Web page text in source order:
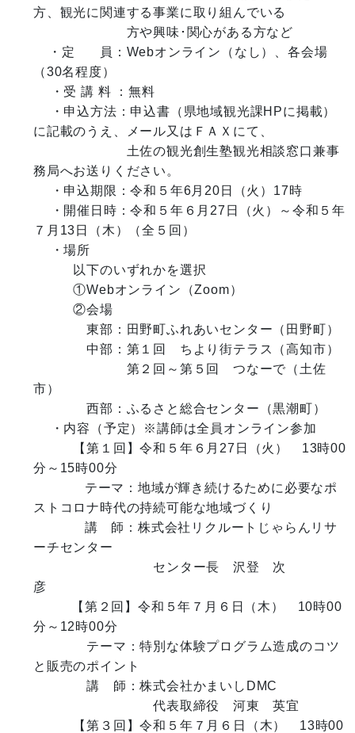
方、観光に関連する事業に取り組んでいる
方や興味･関心がある方など
（30名程度）
・受 講 料 ：無料
に記載のうえ、メール又はＦＡＸにて、
土佐の観光創生塾観光相談窓口兼事
務局へお送りください。
７月13日（木）（全５回）
・場所
以下のいずれかを選択
①Webオンライン（Zoom）
②会場
東部：田野町ふれあいセンター（田野町）
中部：第１回　ちより街テラス（高知市）
第２回～第５回　つなーで（土佐
市）
西部：ふるさと総合センター（黒潮町）
・内容（予定）※講師は全員オンライン参加
【第１回】令和５年６月27日（火）　13時00
分～15時00分
テーマ：地域が輝き続けるために必要なポ
ストコロナ時代の持続可能な地域づくり
講　師：株式会社リクルートじゃらんリサ
ーチセンター
センター長　沢登　次
彦
分～12時00分
テーマ：特別な体験プログラム造成のコツ
と販売のポイント
講　師：株式会社かまいしDMC
代表取締役　河東　英宜
【第３回】令和５年７月６日（木）　13時00